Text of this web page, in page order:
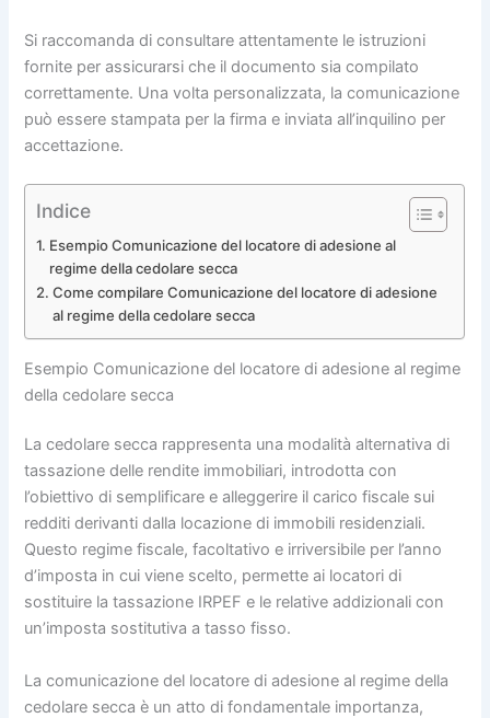
Si raccomanda di consultare attentamente le istruzioni
fornite per assicurarsi che il documento sia compilato
correttamente. Una volta personalizzata, la comunicazione
può essere stampata per la firma e inviata all’inquilino per
accettazione.
Indice
Esempio Comunicazione del locatore di adesione al
regime della cedolare secca
Come compilare Comunicazione del locatore di adesione
al regime della cedolare secca
Esempio Comunicazione del locatore di adesione al regime
della cedolare secca
La cedolare secca rappresenta una modalità alternativa di
tassazione delle rendite immobiliari, introdotta con
l’obiettivo di semplificare e alleggerire il carico fiscale sui
redditi derivanti dalla locazione di immobili residenziali.
Questo regime fiscale, facoltativo e irriversibile per l’anno
d’imposta in cui viene scelto, permette ai locatori di
sostituire la tassazione IRPEF e le relative addizionali con
un’imposta sostitutiva a tasso fisso.
La comunicazione del locatore di adesione al regime della
cedolare secca è un atto di fondamentale importanza,